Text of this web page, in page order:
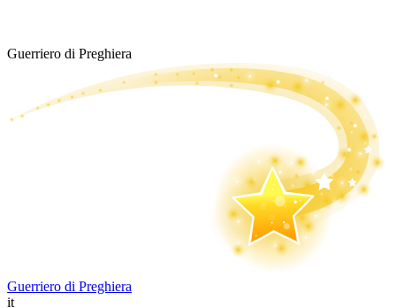
Guerriero di Preghiera
Guerriero di Preghiera
it